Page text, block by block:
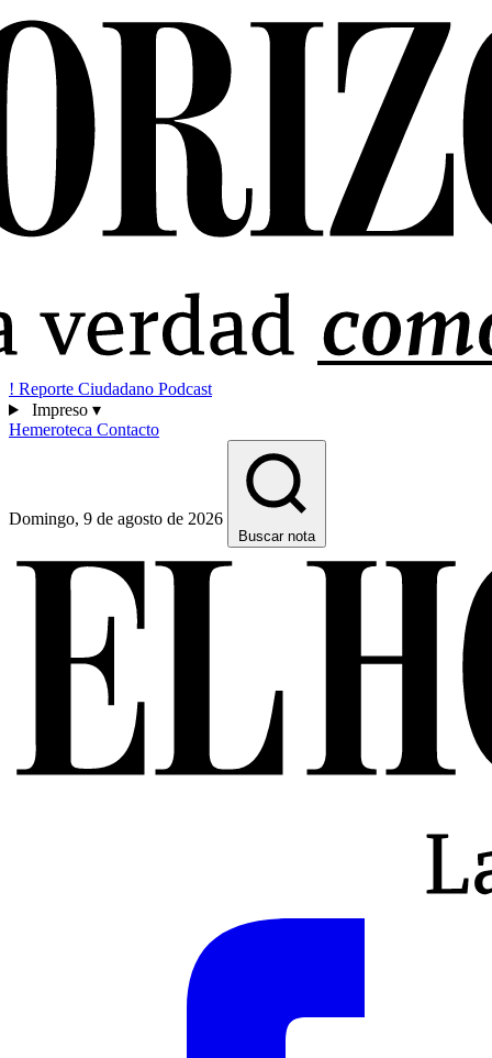
! Reporte Ciudadano Podcast
Impreso ▾
Hemeroteca Contacto
Domingo, 9 de agosto de 2026
Buscar nota